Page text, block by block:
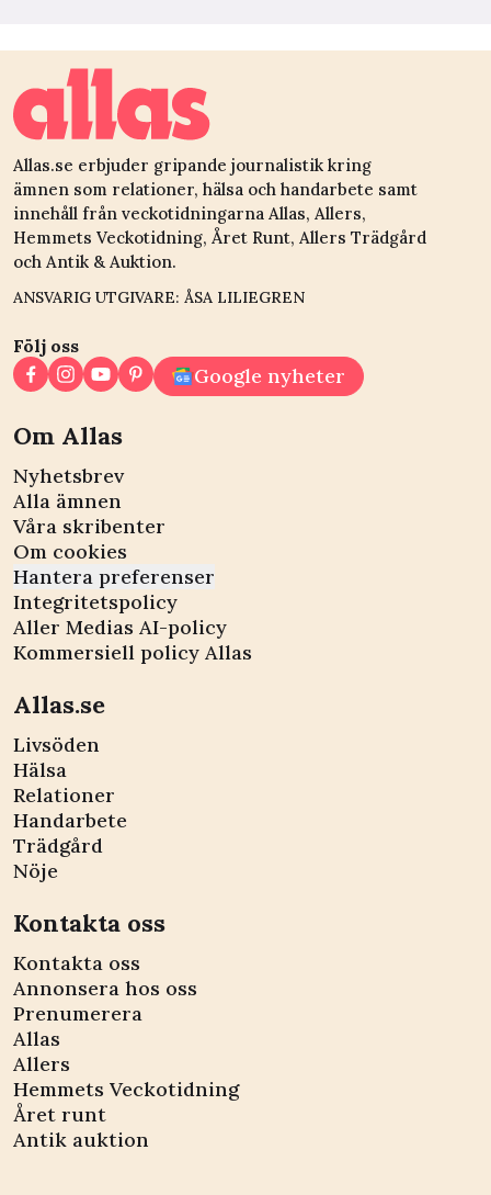
Allas.se erbjuder gripande journalistik kring
ämnen som relationer, hälsa och handarbete samt
innehåll från veckotidningarna Allas, Allers,
Hemmets Veckotidning, Året Runt, Allers Trädgård
och Antik & Auktion.
ANSVARIG UTGIVARE: ÅSA LILIEGREN
Följ oss
Google nyheter
Om Allas
Nyhetsbrev
Alla ämnen
Våra skribenter
Om cookies
Hantera preferenser
Integritetspolicy
Aller Medias AI-policy
Kommersiell policy Allas
Allas.se
Livsöden
Hälsa
Relationer
Handarbete
Trädgård
Nöje
Kontakta oss
Kontakta oss
Annonsera hos oss
Prenumerera
Allas
Allers
Hemmets Veckotidning
Året runt
Antik auktion